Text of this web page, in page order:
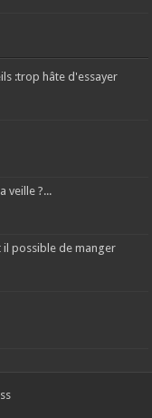
:trop hâte d'essayer
veille ?...
il possible de manger